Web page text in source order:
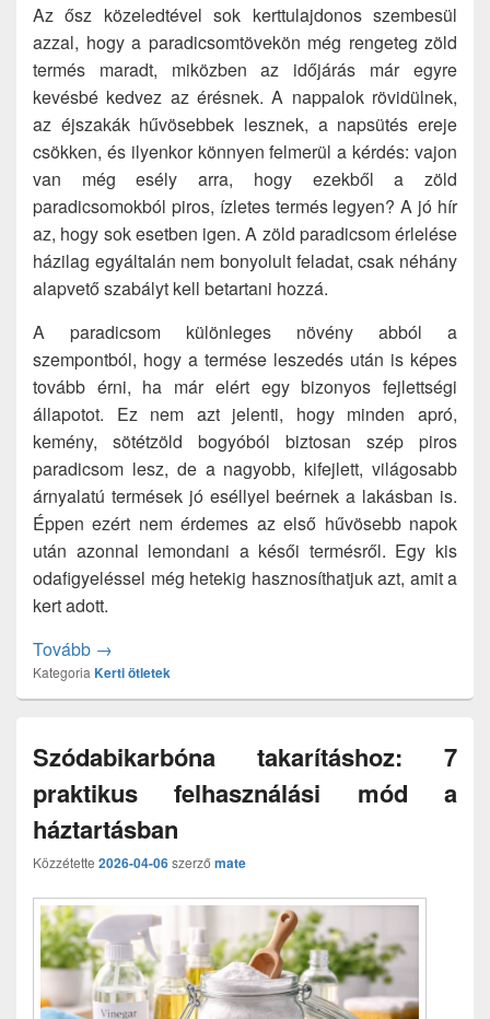
Az ősz közeledtével sok kerttulajdonos szembesül
azzal, hogy a paradicsomtövekön még rengeteg zöld
termés maradt, miközben az időjárás már egyre
kevésbé kedvez az érésnek. A nappalok rövidülnek,
az éjszakák hűvösebbek lesznek, a napsütés ereje
csökken, és ilyenkor könnyen felmerül a kérdés: vajon
van még esély arra, hogy ezekből a zöld
paradicsomokból piros, ízletes termés legyen? A jó hír
az, hogy sok esetben igen. A zöld paradicsom érlelése
házilag egyáltalán nem bonyolult feladat, csak néhány
alapvető szabályt kell betartani hozzá.
A paradicsom különleges növény abból a
szempontból, hogy a termése leszedés után is képes
tovább érni, ha már elért egy bizonyos fejlettségi
állapotot. Ez nem azt jelenti, hogy minden apró,
kemény, sötétzöld bogyóból biztosan szép piros
paradicsom lesz, de a nagyobb, kifejlett, világosabb
árnyalatú termések jó eséllyel beérnek a lakásban is.
Éppen ezért nem érdemes az első hűvösebb napok
után azonnal lemondani a késői termésről. Egy kis
odafigyeléssel még hetekig hasznosíthatjuk azt, amit a
kert adott.
Tovább Zöld paradicsom érlelése házilag: így menthetjük
→
Kategoria Kerti ötletek
Szódabikarbóna takarításhoz: 7
praktikus felhasználási mód a
háztartásban
Közzétette 2026-04-06szerző mate